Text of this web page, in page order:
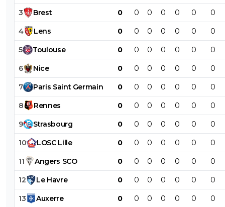
3 Brest 0 0 0 0 0 0 0
4 Lens 0 0 0 0 0 0 0
5 Toulouse 0 0 0 0 0 0 0
6 Nice 0 0 0 0 0 0 0
7 Paris Saint Germain 0 0 0 0 0 0 0
8 Rennes 0 0 0 0 0 0 0
9 Strasbourg 0 0 0 0 0 0 0
10 LOSC Lille 0 0 0 0 0 0 0
11 Angers SCO 0 0 0 0 0 0 0
12 Le Havre 0 0 0 0 0 0 0
13 Auxerre 0 0 0 0 0 0 0